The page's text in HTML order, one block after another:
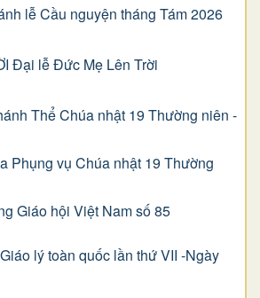
lễ Cầu nguyện tháng Tám 2026
Đại lễ Đức Mẹ Lên Trời
Thể Chúa nhật 19 Thường niên -
Phụng vụ Chúa nhật 19 Thường
Giáo hội Việt Nam số 85
lý toàn quốc lần thứ VII -Ngày